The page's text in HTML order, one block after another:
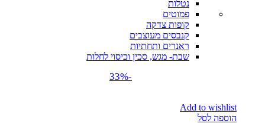
נטלות
פמוטים
קופות צדקה
קנבסים מעוצבים
ראנרים ותחתיות
שבת- מגש, סכין וכיסוי לחלות
-33%
Add to wishlist
הוספה לסל